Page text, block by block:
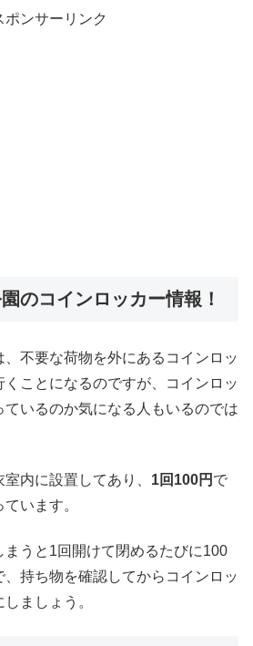
ポンサーリンク
のコインロッカー情報！
不要な荷物を外にあるコインロッ
くことになるのですが、コインロッ
ているのか気になる人もいるのでは
内に設置してあり、 1回100円 で
います。
まうと1回開けて閉めるたびに100
、持ち物を確認してからコインロッ
ましょう。